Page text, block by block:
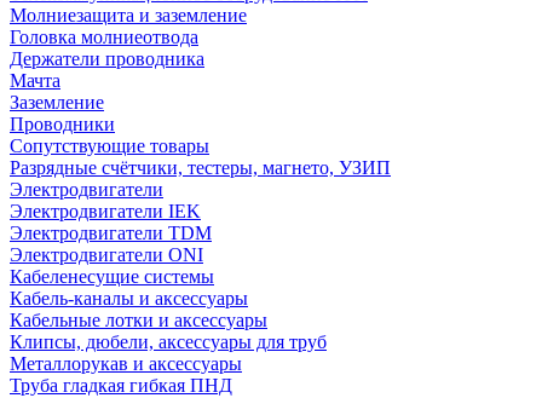
Молниезащита и заземление
Головка молниеотвода
Держатели проводника
Мачта
Заземление
Проводники
Сопутствующие товары
Разрядные счётчики, тестеры, магнето, УЗИП
Электродвигатели
Электродвигатели IEK
Электродвигатели TDM
Электродвигатели ONI
Кабеленесущие системы
Кабель-каналы и аксессуары
Кабельные лотки и аксессуары
Клипсы, дюбели, аксессуары для труб
Металлорукав и аксессуары
Труба гладкая гибкая ПНД